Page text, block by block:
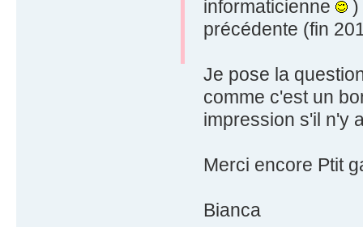
informaticienne
)
précédente (fin
Je pose la
comme c'est un
impression s'il n'y
Merci encore Ptit
Bianca